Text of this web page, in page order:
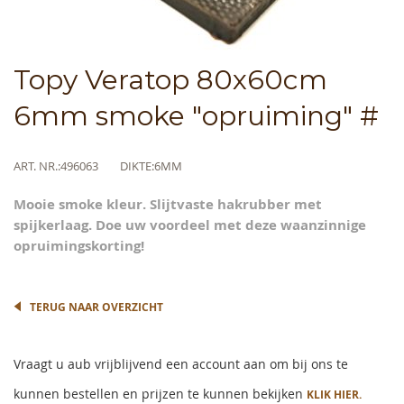
Topy Veratop 80x60cm
6mm smoke "opruiming" #
Meer
ART. NR.496063 DIKTE6MM
Mooie smoke kleur. Slijtvaste hakrubber met
spijkerlaag. Doe uw voordeel met deze waanzinnige
opruimingskorting!
Skip
to
beginning
gallery
TERUG NAAR OVERZICHT
Vraagt u aub vrijblijvend een account aan om bij ons te
kunnen bestellen en prijzen te kunnen bekijken KLIK HIER.